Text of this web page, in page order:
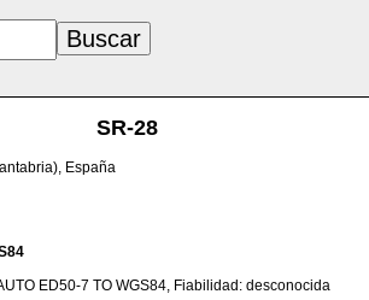
SR-28
España
ED50-7 TO WGS84, Fiabilidad: desconocida